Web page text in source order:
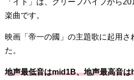
「イト」は、クリープハイプから
楽曲です。
映画「帝一の國」の主題歌に起用さ
た。
地声最低音はmid1B、地声最高音は